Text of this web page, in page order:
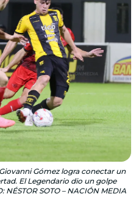
Gómez logra conectar un
El Legendario dio un golpe
SOTO – NACIÓN MEDIA